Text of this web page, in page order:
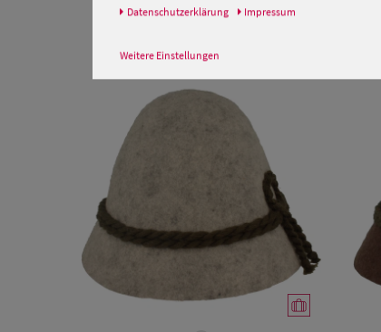
Daten­schutz­erklärung Impressum
Weitere Einstellungen